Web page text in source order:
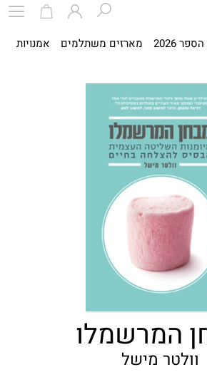
2026 מארזים משתלמים אמנויות
המרשמלו
וולטר מישל